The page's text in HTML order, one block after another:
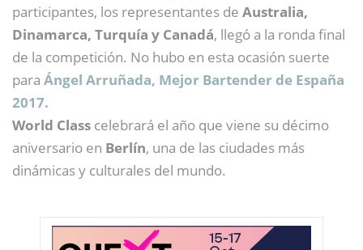
participantes, los representantes de Australia,
Dinamarca, Turquía y Canadá, llegó a la ronda final
de la competición. No hubo en esta ocasión suerte
para Ángel Arruñada, Mejor Bartender de España
2017.
World Class celebrará el año que viene su décimo
aniversario en Berlín, una de las ciudades más
dinámicas y culturales del mundo.